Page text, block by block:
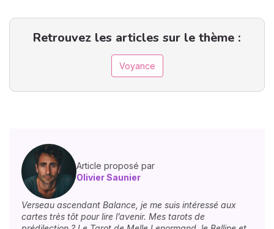
Retrouvez les articles sur le thème :
Voyance
Article proposé par
Olivier Saunier
Verseau ascendant Balance, je me suis intéressé aux
cartes très tôt pour lire l’avenir. Mes tarots de